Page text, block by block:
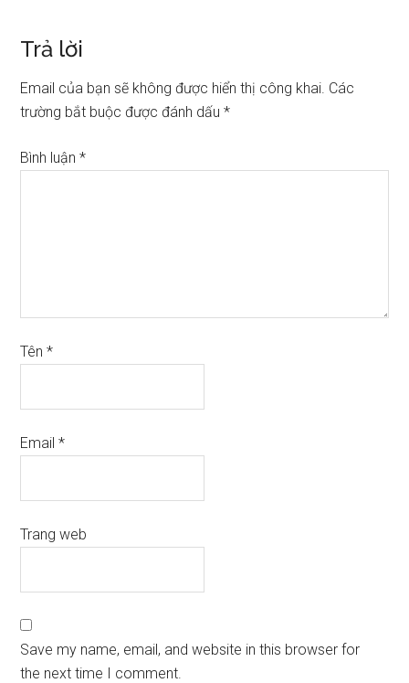
Trả lời
Email của bạn sẽ không được hiển thị công khai. Các
trường bắt buộc được đánh dấu*
Bình luận*
Tên*
Email*
Trang web
Save my name, email, and website in this browser for
the next time I comment.